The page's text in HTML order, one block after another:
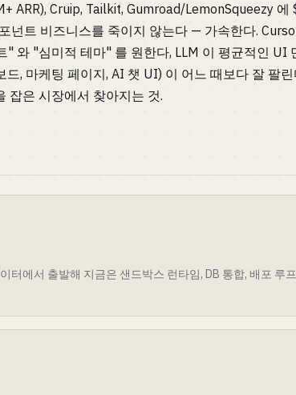
ARR), Cruip, Tailkit, Gumroad/LemonSqueezy
넌트 비즈니스를 죽이지 않는다 — 가속한다.
" 와 "심미적 테마" 를 원한다, LLM 이 평균적인 UI
, 마케팅 페이지, AI 챗 UI) 이 어느 때보다 잘 팔
잡은 시장에서 찾아지는 것.
터에서 출발해 지금은 샌드박스 런타임, DB 통합, 배포 루